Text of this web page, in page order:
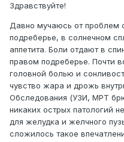
Здравствуйте!
Давно мучаюсь от
подреберье, в солнечном
аппетита. Боли отдают в
правом подреберье. Почти
головной болью и
чувство жара и дрожь
Обследования (УЗИ, МРТ
никаких острых патологий
для желудка и желчного
сложилось такое